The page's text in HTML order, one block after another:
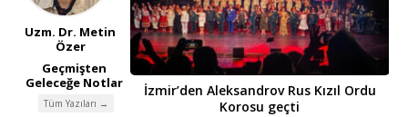
Uzm. Dr. Metin
Özer
Geçmişten
Geleceğe Notlar
Tüm Yazıları →
İzmir’den Aleksandrov Rus Kızıl Ordu
Korosu geçti